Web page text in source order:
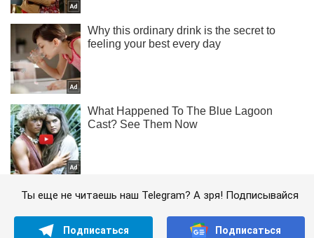
Ты еще не читаешь наш Telegram? А зря! Подписывайся
Подписаться Подписаться